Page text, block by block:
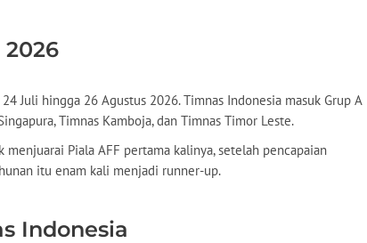
Juli hingga 26 Agustus 2026. Timnas Indonesia masuk Grup A
Timnas Kamboja, dan Timnas Timor Leste.
Piala AFF pertama kalinya, setelah pencapaian
itu enam kali menjadi runner-up.
Indonesia